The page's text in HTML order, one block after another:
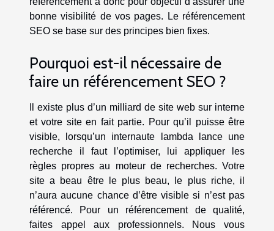
bonne visibilité de vos pages. Le référencement
SEO se base sur des principes bien fixes.
Pourquoi est-il nécessaire de
faire un référencement SEO ?
Il existe plus d’un milliard de site web sur interne
et votre site en fait partie. Pour qu’il puisse être
visible, lorsqu’un internaute lambda lance une
recherche il faut l’optimiser, lui appliquer les
règles propres au moteur de recherches. Votre
site a beau être le plus beau, le plus riche, il
n’aura aucune chance d’être visible si n’est pas
référencé. Pour un référencement de qualité,
faites appel aux professionnels. Nous vous